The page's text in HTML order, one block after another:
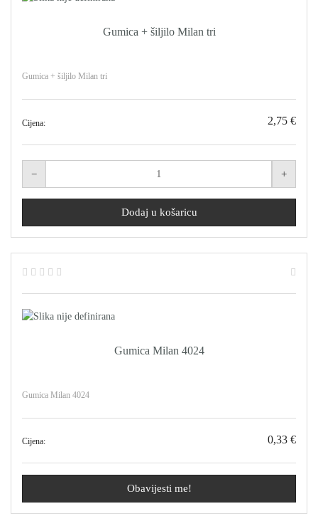
Gumica + šiljilo Milan tri
Gumica + šiljilo Milan tri
Cijena: 2,75 €
Gumica Milan 4024
Gumica Milan 4024
Cijena: 0,33 €
Obavijesti me!